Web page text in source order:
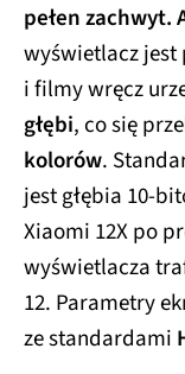
pełen zachwyt.
wyświetlacz jest
i filmy wręcz
głębi, co się
kolorów.
jest głębia 10-
Xiaomi 12X po
wyświetlacza
12. Parametry
ze standardami